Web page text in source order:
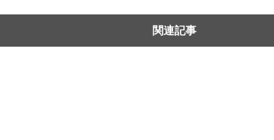
関連記事